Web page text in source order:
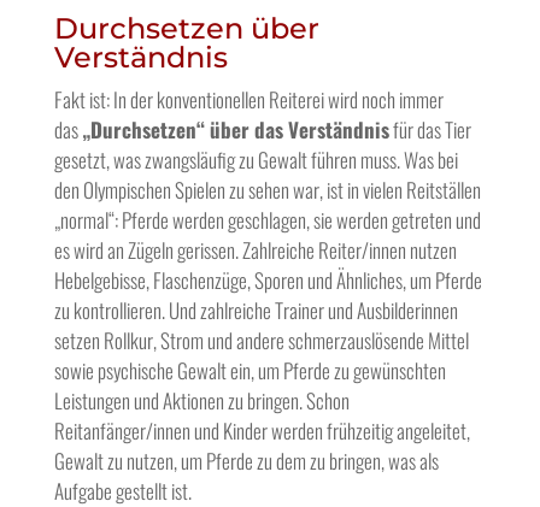
Durchsetzen über
Verständnis
Fakt ist: In der konventionellen Reiterei wird noch immer
das„Durchsetzen“ über das Verständnisfür das Tier
gesetzt, was zwangsläufig zu Gewalt führen muss. Was bei
den Olympischen Spielen zu sehen war, ist in vielen Reitställen
„normal“: Pferde werden geschlagen, sie werden getreten und
es wird an Zügeln gerissen. Zahlreiche Reiter/innen nutzen
Hebelgebisse, Flaschenzüge, Sporen und Ähnliches, um Pferde
zu kontrollieren. Und zahlreiche Trainer und Ausbilderinnen
setzen Rollkur, Strom und andere schmerzauslösende Mittel
sowie psychische Gewalt ein, um Pferde zu gewünschten
Leistungen und Aktionen zu bringen. Schon
Reitanfänger/innen und Kinder werden frühzeitig angeleitet,
Gewalt zu nutzen, um Pferde zu dem zu bringen, was als
Aufgabe gestellt ist.